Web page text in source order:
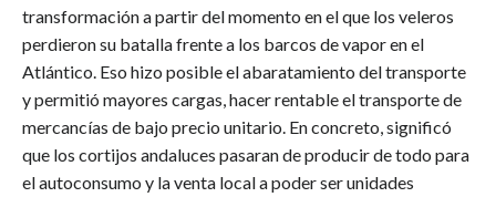
transformación a partir del momento en el que los veleros
perdieron su batalla frente a los barcos de vapor en el
Atlántico. Eso hizo posible el abaratamiento del transporte
y permitió mayores cargas, hacer rentable el transporte de
mercancías de bajo precio unitario. En concreto, significó
que los cortijos andaluces pasaran de producir de todo para
el autoconsumo y la venta local a poder ser unidades